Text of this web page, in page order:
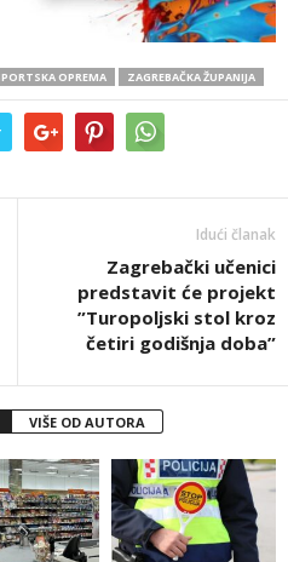
OPREMA ZAGREBAČKA ŽUPANIJA
Idući članak
Zagrebački učenici
predstavit će projekt
”Turopoljski stol kroz
četiri godišnja doba”
VIŠE OD AUTORA